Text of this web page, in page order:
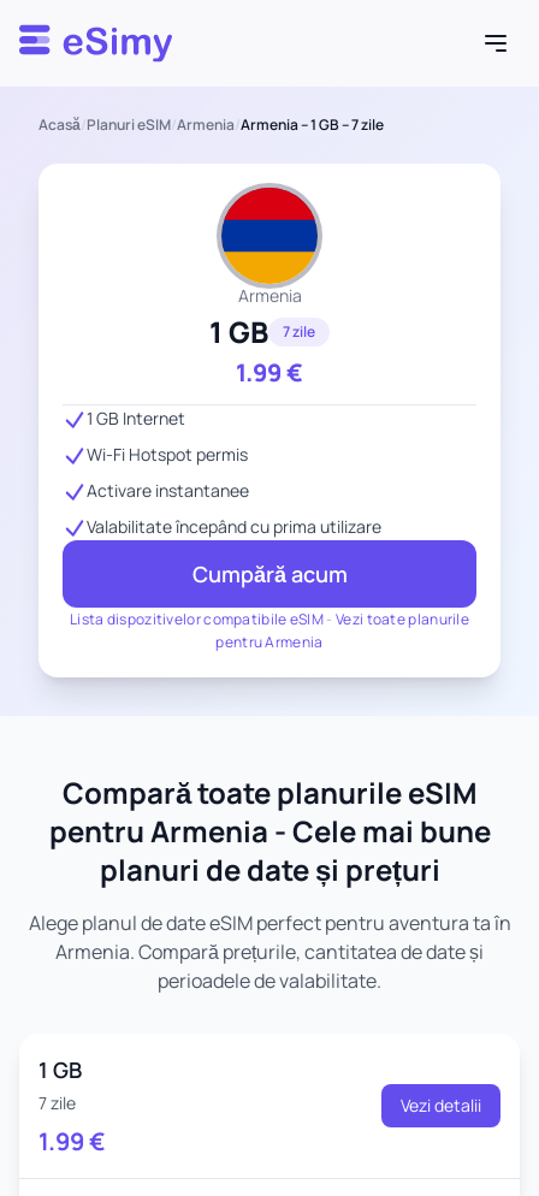
Esimy
Acasă/Planuri eSIM/Armenia/Armenia – 1 GB – 7 zile
Armenia
1 GB 7 zile
1.99€
Lista dispozitivelor compatibile eSIM- Vezi toate planurile
pentru Armenia
1 GB Internet
Wi-Fi Hotspot permis
Activare instantanee
Valabilitate începând cu prima utilizare
Cumpără acum
Compară toate planurile eSIM
pentru Armenia - Cele mai bune
planuri de date și prețuri
Alege planul de date eSIM perfect pentru aventura ta în
Armenia. Compară prețurile, cantitatea de date și
perioadele de valabilitate.
1 GB
7 zile
1.99€
Vezi detalii